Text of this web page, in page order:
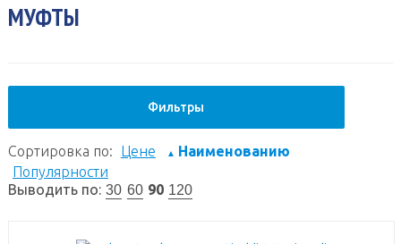
МУФТЫ
Фильтры
Сортировка по: Цене ▲ Наименованию
Популярности
Выводить по: 30 60 90 120